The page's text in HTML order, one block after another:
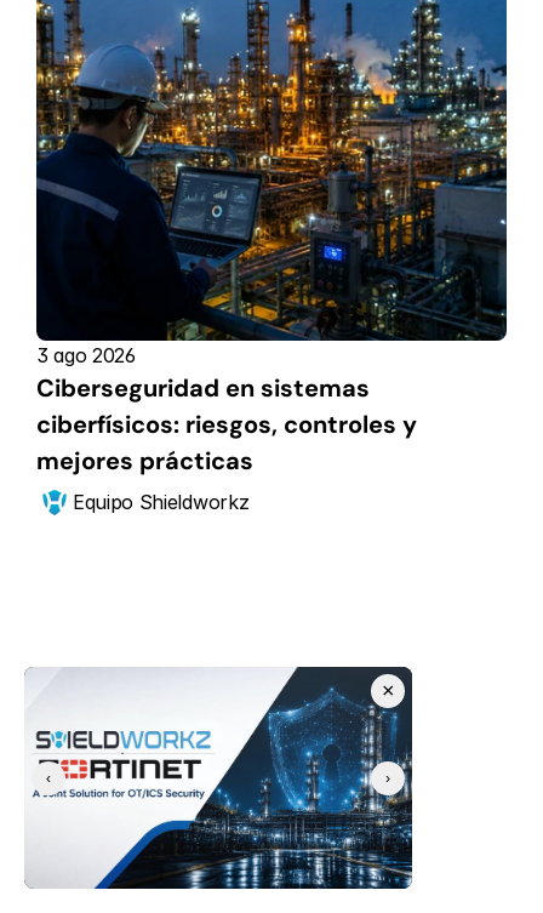
3 ago 2026
Ciberseguridad en sistemas
ciberfísicos: riesgos, controles y
mejores prácticas
Equipo Shieldworkz
Comienza ahora
Expande tu
postura de
‹ ›
×